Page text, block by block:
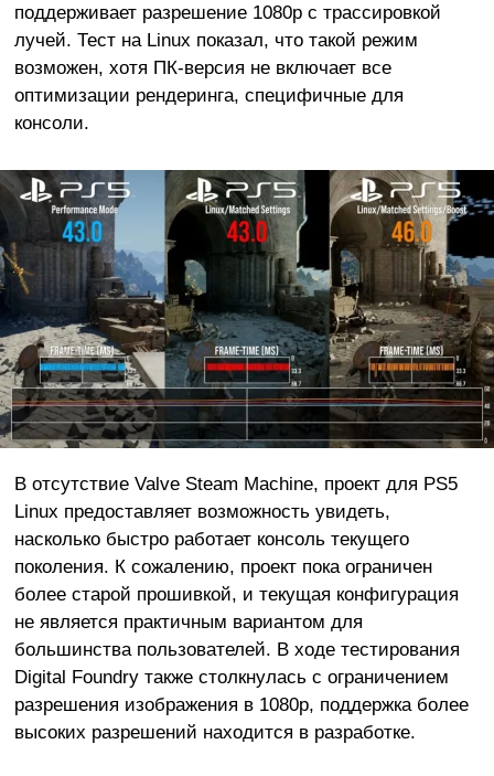
поддерживает разрешение 1080p с трассировкой
лучей. Тест на Linux показал, что такой режим
возможен, хотя ПК-версия не включает все
оптимизации рендеринга, специфичные для
консоли.
В отсутствие Valve Steam Machine, проект для PS5
Linux предоставляет возможность увидеть,
насколько быстро работает консоль текущего
поколения. К сожалению, проект пока ограничен
более старой прошивкой, и текущая конфигурация
не является практичным вариантом для
большинства пользователей. В ходе тестирования
Digital Foundry также столкнулась с ограничением
разрешения изображения в 1080p, поддержка более
высоких разрешений находится в разработке.